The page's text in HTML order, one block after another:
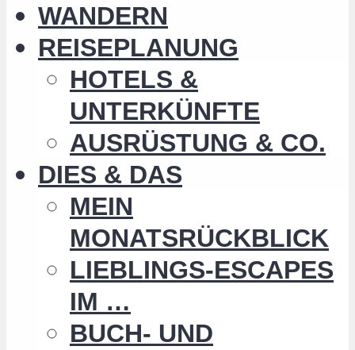
WANDERN
REISEPLANUNG
HOTELS &
UNTERKÜNFTE
AUSRÜSTUNG & CO.
DIES & DAS
MEIN
MONATSRÜCKBLICK
LIEBLINGS-ESCAPES
IM …
BUCH- UND